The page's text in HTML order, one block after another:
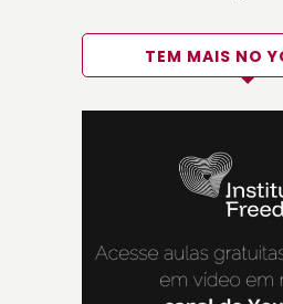
TEM MAIS NO